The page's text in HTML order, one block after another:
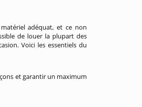
adéquat, et ce non
de louer la plupart des
Voici les essentiels du
et garantir un maximum